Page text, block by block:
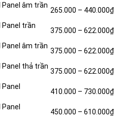
Panel âm trần
265.000 – 440.000₫
Panel trần
375.000 – 622.000₫
Panel âm trần
375.000 – 622.000₫
Panel thả trần
375.000 – 622.000₫
410.000 – 730.000₫
450.000 – 610.000₫